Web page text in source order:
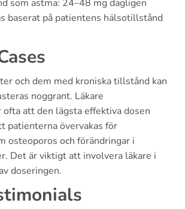
som astma: 24–48 mg dagligen
baserat på patientens hälsotillstånd
och dem med kroniska tillstånd kan
noggrant. Läkare
ofta att den lägsta effektiva dosen
patienterna övervakas för
osteoporos och förändringar i
Det är viktigt att involvera läkare i
doseringen.